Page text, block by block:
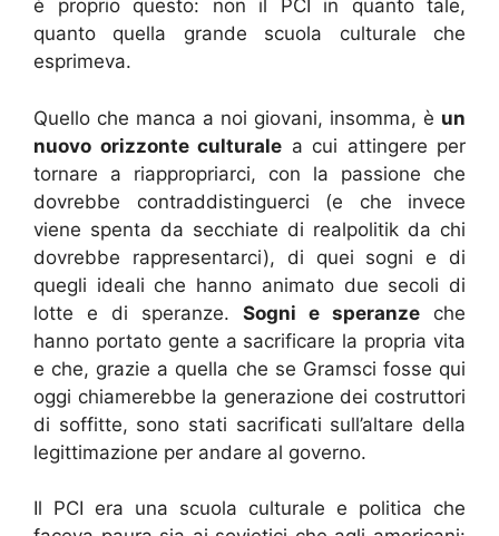
è proprio questo: non il PCI in quanto tale,
quanto quella grande scuola culturale che
esprimeva.
Quello che manca a noi giovani, insomma, è un
nuovo orizzonte culturale a cui attingere per
tornare a riappropriarci, con la passione che
dovrebbe contraddistinguerci (e che invece
viene spenta da secchiate di realpolitik da chi
dovrebbe rappresentarci), di quei sogni e di
quegli ideali che hanno animato due secoli di
lotte e di speranze. Sogni e speranze che
hanno portato gente a sacrificare la propria vita
e che, grazie a quella che se Gramsci fosse qui
oggi chiamerebbe la generazione dei costruttori
di soffitte, sono stati sacrificati sull’altare della
legittimazione per andare al governo.
Il PCI era una scuola culturale e politica che